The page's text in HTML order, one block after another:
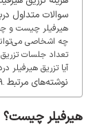
سوالات متداول
هیرفیلر چیست و
چه اشخاصی
تعداد جلسات تزریق
آیا تزریق هیرفیلر
نوشته‌های مرتبط
هیرفیلر چیست؟